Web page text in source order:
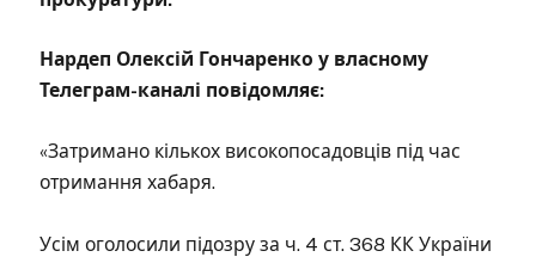
Нардеп Олексій Гончаренко у власному
Телеграм-каналі повідомляє:
«Затримано кількох високопосадовців під час
отримання хабаря.
Усім оголосили підозру за ч. 4 ст. 368 КК України